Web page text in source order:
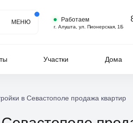
МЕНЮ Работаем
г. Алушта, ул. Пионерская, 1Б
Участки Дома
в Севастополе продажа квартир